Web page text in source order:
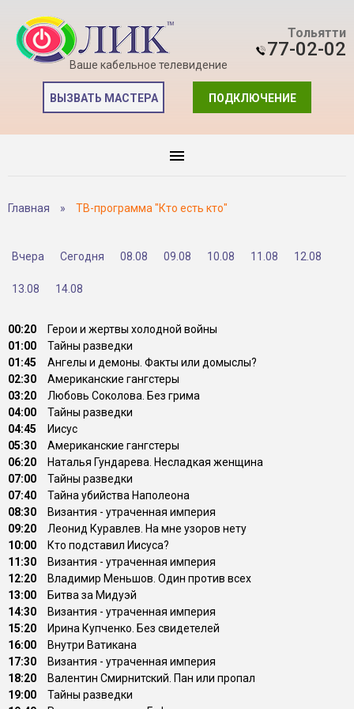
Ваше кабельное телевидение
Тольятти
77-02-02
ПОДКЛЮЧЕНИЕ
ВЫЗВАТЬ МАСТЕРА
Главная » ТВ-программа "Кто есть кто"
Вчера Сегодня 08.08 09.08 10.08 11.08 12.08
13.08 14.08
00:20
Герои и жертвы холодной войны
01:00
Тайны разведки
01:45
Ангелы и демоны. Факты или домыслы?
02:30
Американские гангстеры
03:20
Любовь Соколова. Без грима
04:00
Тайны разведки
04:45
Иисус
05:30
Американские гангстеры
06:20
Наталья Гундарева. Несладкая женщина
07:00
Тайны разведки
07:40
Тайна убийства Наполеона
08:30
Византия - утраченная империя
09:20
Леонид Куравлев. На мне узоров нету
10:00
Кто подставил Иисуса?
11:30
Византия - утраченная империя
12:20
Владимир Меньшов. Один против всех
13:00
Битва за Мидуэй
14:30
Византия - утраченная империя
15:20
Ирина Купченко. Без свидетелей
16:00
Внутри Ватикана
17:30
Византия - утраченная империя
18:20
Валентин Смирнитский. Пан или пропал
19:00
Тайны разведки